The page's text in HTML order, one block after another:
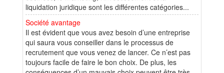
liquidation juridique sont les différentes catégories...
Société avantage
Il est évident que vous avez besoin d’une entreprise
qui saura vous conseiller dans le processus de
recrutement que vous venez de lancer. Ce n’est pas
toujours facile de faire le bon choix. De plus, les